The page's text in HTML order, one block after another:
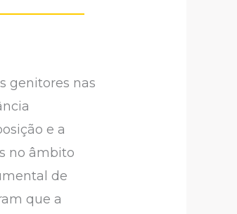
genitores nas
e a
no âmbito
de
que a